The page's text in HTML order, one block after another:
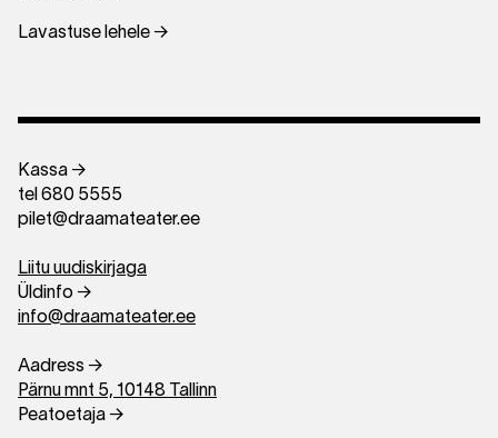
Lavastuse lehele →
Kassa →
tel 680 5555
pilet@draamateater.ee
Liitu uudiskirjaga
Üldinfo →
info@draamateater.ee
Aadress →
Pärnu mnt 5, 10148 Tallinn
Peatoetaja →